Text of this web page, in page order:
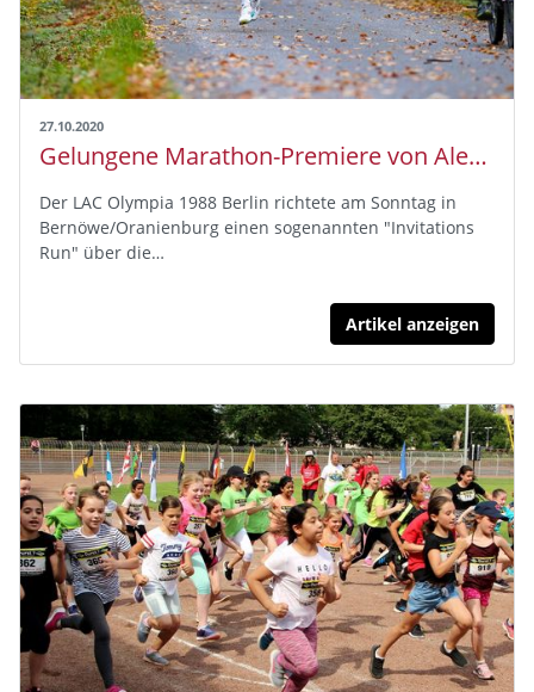
27.10.2020
Gelungene Marathon-Premiere von Alexander Hirschhäuser in Berlin
Der LAC Olympia 1988 Berlin richtete am Sonntag in
Bernöwe/Oranienburg einen sogenannten "Invitations
Run" über die…
Artikel anzeigen